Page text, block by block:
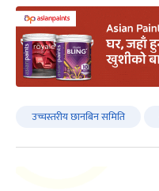
उच्चस्तरीय छानबिन समिति